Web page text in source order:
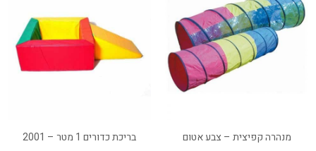
מנהרה קפיצית – צבע אטום בריכת כדורים 1 מטר – 2001